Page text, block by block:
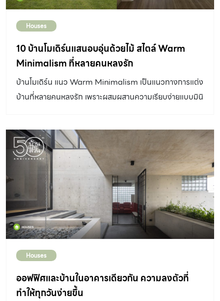
Houses
10 บ้านโมเดิร์นแสนอบอุ่นด้วยไม้ สไตล์ Warm
Minimalism ที่หลายคนหลงรัก
บ้านโมเดิร์น แนว Warm Minimalism เป็นแนวทางการแต่ง
บ้านที่หลายคนหลงรัก เพราะผสมผสานความเรียบง่ายแบบมินิ
Houses
ออฟฟิศและบ้านในอาคารเดียวกัน ความลงตัวที่
ทำให้ทุกวันง่ายขึ้น